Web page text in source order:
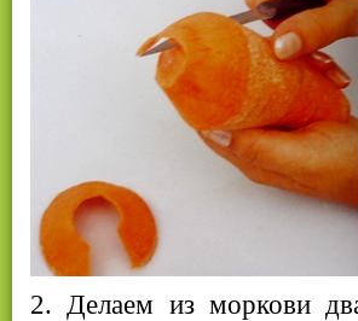
2. Делаем из моркови